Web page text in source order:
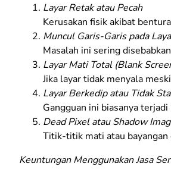
Layar Retak atau Pecah
Kerusakan fisik akibat
Muncul Garis-Garis pada
Masalah ini sering
Layar Mati Total (Blank
Jika layar tidak menyala
Layar Berkedip atau Tidak
Gangguan ini biasanya
Dead Pixel atau Shadow
Titik-titik mati atau bayangan
Keuntungan Menggunakan Jasa